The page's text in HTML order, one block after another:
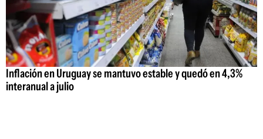
Inflación en Uruguay se mantuvo estable y quedó en 4,3%
interanual a julio